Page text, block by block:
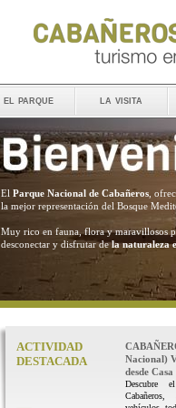
el parque la visita
El Parque Nacional de Cabañeros ,
la mejor representación del Bosque
Muy rico en fauna, flora y maravillosos
desconectar y disfrutar dela naturaleza
ACTIVIDAD
DESTACADA
Nacional)
desde
Descubre